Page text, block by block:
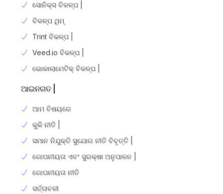
ସୋନିକ୍ସ ବିକଳ୍ପ |
ବିକଳ୍ପ ଥିମ୍
Trint ବିକଳ୍ପ |
Veed.io ବିକଳ୍ପ |
ଭୋକାଲାମେଟିକ୍ ବିକଳ୍ପ |
ଆଇନଗତ |
ଆମ ବିଷୟରେ
କୁକି ନୀତି |
ସମାନ ନିଯୁକ୍ତି ସୁଯୋଗ ନୀତି ବିବୃତ୍ତି |
ଗୋପନୀୟତା ଏବଂ ସୁରକ୍ଷା ଅନୁପାଳନ |
ଗୋପନୀୟତା ନୀତି
ସର୍ତ୍ତାବଳୀ